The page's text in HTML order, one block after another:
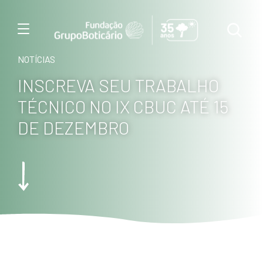
Menu
NOTÍCIAS
INSCREVA SEU TRABALHO
TÉCNICO NO IX CBUC ATÉ 15
DE DEZEMBRO